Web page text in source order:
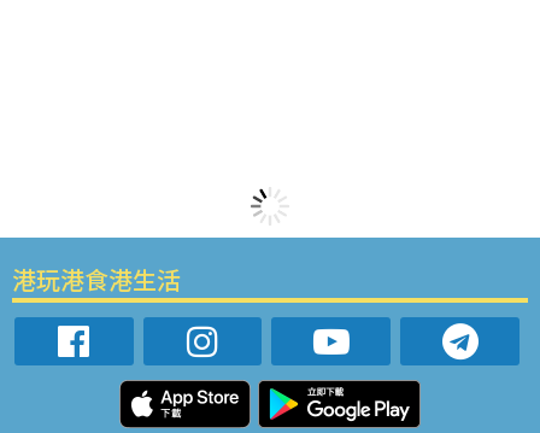
港玩港食港生活